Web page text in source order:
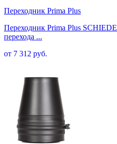
Переходник Prima Plus
Переходник Prima Plus
перехода ...
от 7 312 руб.